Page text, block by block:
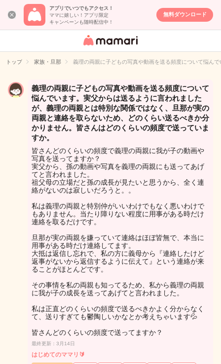
アプリでいつでもアクセス！
ママに嬉しい！アプリ限定
キャンペーンも随時配信中！
無料ダウンロード
女性専用匿名QA
イト
トップ 家族・旦那 義理の両親に子どもの写真や動画を送る頻度について悩ん
義理の両親に子どもの写真や動画を送る頻度について
悩んでいます。実父からは送るように言われました
が、義理の両親とは特別な関係ではなく、旦那が実の
両親と連絡を取らないため、どのくらい送るべきか分
かりません。皆さんはどのくらいの頻度で送っていま
すか。
皆さんどのくらいの頻度で義理の両親に我が子の動画や
写真を送ってますか？
実父から、孫の動画や写真を義理の両親にも送ってあげ
てと言われました。
祖父母の立場だと孫の成長が見たいと思うから、全く連
絡がないのは寂しいだろうと。。
私は義理の両親と特別仲がいいわけでもなく悪いわけで
もありません。当たり障りない程度に用事がある時だけ
連絡を取るだけです。
旦那が実の両親を嫌っていて連絡はほぼ皆無で、本当に
用事がある時だけ連絡してます。
大抵は返信し忘れで、私の方に義母から『連絡したけど
返事がないから返信するように伝えて』という連絡が来
ることがほとんどです。
その事情を私の両親も知ってるため、私から義理の両親
に我が子の成長を送ってあげてと言われました。
私は正直どのくらいの頻度で送るべきかよく分からなく
て、送りすぎても鬱陶しいかなとか考えちゃいます💦
皆さんどのくらいの頻度で送ってますか？
最終更新：3月14日
はじめてのママリ🔰